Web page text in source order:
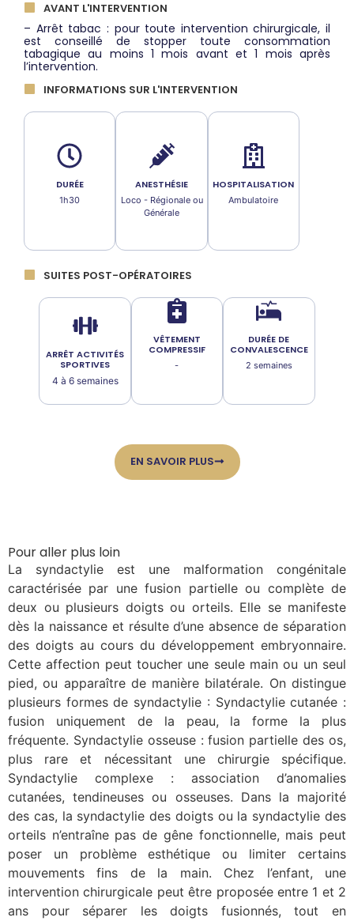
AVANT L'INTERVENTION
– Arrêt tabac : pour toute intervention chirurgicale, il
est conseillé de stopper toute consommation
tabagique au moins 1 mois avant et 1 mois après
l’intervention.
INFORMATIONS SUR L'INTERVENTION
DURÉE
1h30
ANESTHÉSIE
Loco - Régionale ou
Générale
HOSPITALISATION
Ambulatoire
SUITES POST-OPÉRATOIRES
ARRÊT ACTIVITÉS
SPORTIVES
4 à 6 semaines
VÊTEMENT
COMPRESSIF
-
DURÉE DE
CONVALESCENCE
2 semaines
EN SAVOIR PLUS
Pour aller plus loin
La syndactylie est une malformation congénitale
caractérisée par une fusion partielle ou complète de
deux ou plusieurs doigts ou orteils. Elle se manifeste
dès la naissance et résulte d’une absence de séparation
des doigts au cours du développement embryonnaire.
Cette affection peut toucher une seule main ou un seul
pied, ou apparaître de manière bilatérale. On distingue
plusieurs formes de syndactylie : Syndactylie cutanée :
fusion uniquement de la peau, la forme la plus
fréquente. Syndactylie osseuse : fusion partielle des os,
plus rare et nécessitant une chirurgie spécifique.
Syndactylie complexe : association d’anomalies
cutanées, tendineuses ou osseuses. Dans la majorité
des cas, la syndactylie des doigts ou la syndactylie des
orteils n’entraîne pas de gêne fonctionnelle, mais peut
poser un problème esthétique ou limiter certains
mouvements fins de la main. Chez l’enfant, une
intervention chirurgicale peut être proposée entre 1 et 2
ans pour séparer les doigts fusionnés, tout en